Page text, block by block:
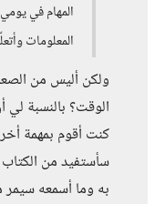
المهام في
المعلومات
ولكن أليس من
الوقت؟ بالنسبة
كنت أقوم بمهمة
سأستفيد من الكتاب
به وما أسمعه